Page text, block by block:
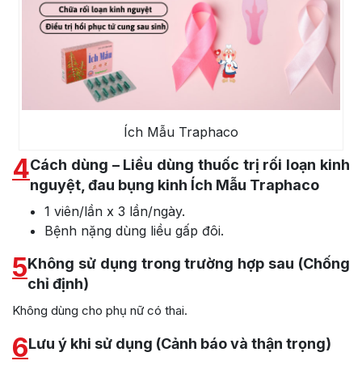
Ích Mẫu Traphaco
4Cách dùng – Liều dùng thuốc trị rối loạn kinh
nguyệt, đau bụng kinh Ích Mẫu Traphaco
1 viên/lần x 3 lần/ngày.
Bệnh nặng dùng liều gấp đôi.
5Không sử dụng trong trường hợp sau (Chống
chỉ định)
Không dùng cho phụ nữ có thai.
6Lưu ý khi sử dụng (Cảnh báo và thận trọng)